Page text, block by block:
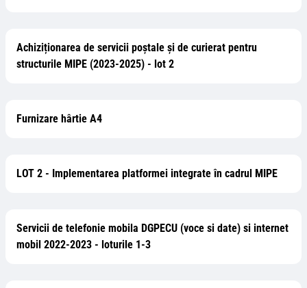
Achiziționarea de servicii poștale și de curierat pentru
structurile MIPE (2023-2025) - lot 2
Furnizare hârtie A4
LOT 2 - Implementarea platformei integrate în cadrul MIPE
Servicii de telefonie mobila DGPECU (voce si date) si internet
mobil 2022-2023 - loturile 1-3